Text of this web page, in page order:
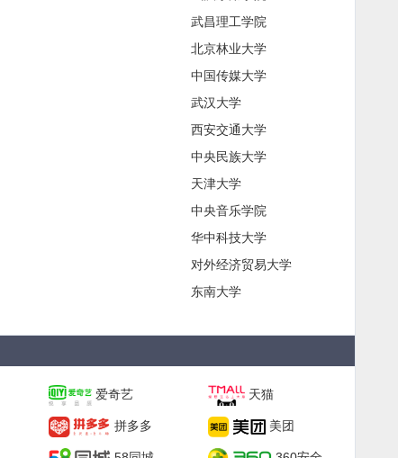
武昌理工学院
北京林业大学
中国传媒大学
武汉大学
西安交通大学
中央民族大学
天津大学
中央音乐学院
华中科技大学
对外经济贸易大学
东南大学
爱奇艺 天猫
拼多多 美团